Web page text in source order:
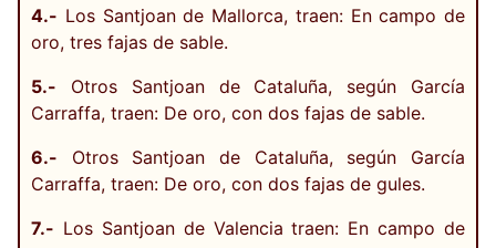
4.- Los Santjoan de Mallorca, traen: En campo de
oro, tres fajas de sable.
5.- Otros Santjoan de Cataluña, según García
Carraffa, traen: De oro, con dos fajas de sable.
6.- Otros Santjoan de Cataluña, según García
Carraffa, traen: De oro, con dos fajas de gules.
7.- Los Santjoan de Valencia traen: En campo de